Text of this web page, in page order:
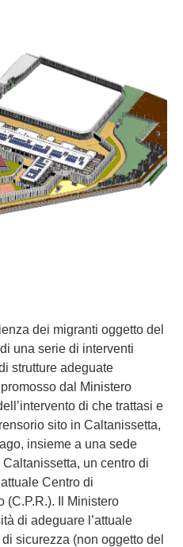
dei migranti oggetto del
una serie di interventi
strutture adeguate
dal Ministero
di che trattasi e
sito in Caltanissetta,
insieme a una sede
un centro di
Centro di
(C.P.R.). Il Ministero
di adeguare l’attuale
sicurezza (non oggetto del